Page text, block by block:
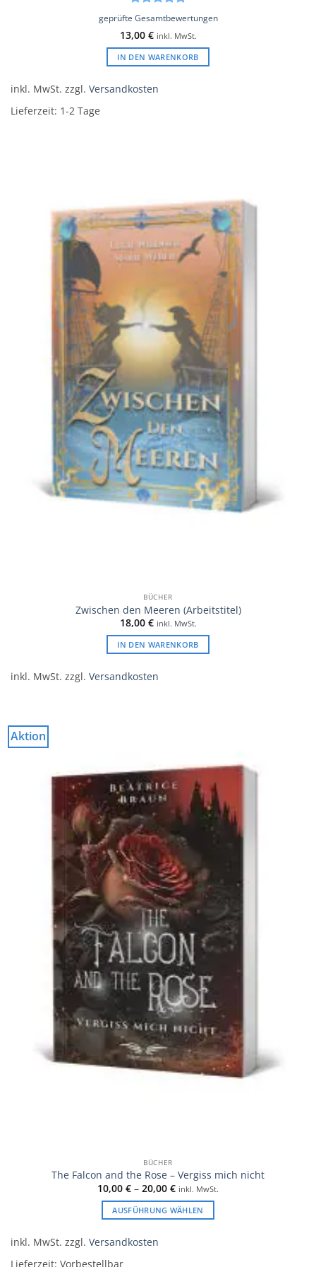
Bewertet
5
geprüfte Gesamtbewertungen
13,00 € inkl. MwSt.
IN DEN WARENKORB
inkl. MwSt. zzgl. Versandkosten
Lieferzeit: 1-2 Tage
BÜCHER
Zwischen den Meeren (Arbeitstitel)
18,00 € inkl. MwSt.
IN DEN WARENKORB
inkl. MwSt. zzgl. Versandkosten
Aktion
BÜCHER
The Falcon and the Rose – Vergiss mich nicht
10,00 € – 20,00 € inkl. MwSt.
AUSFÜHRUNG WÄHLEN
Produkt
inkl. MwSt. zzgl. Versandkosten
Lieferzeit: Vorbestellbar